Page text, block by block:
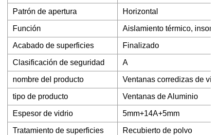
Patrón de apertura Horizontal
Función Aislamiento térmico,
Acabado de superficies Finalizado
Clasificación de seguridad A
nombre del producto Ventanas corredizas de
tipo de producto Ventanas de Aluminio
Espesor de vidrio 5mm+14A+5mm
Tratamiento de superficies Recubierto de polvo